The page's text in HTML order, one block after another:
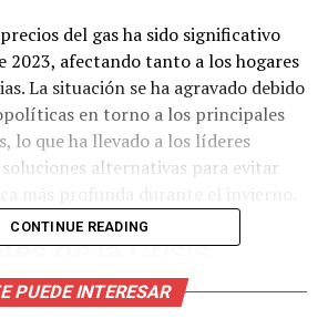
del gas ha sido significativo
2023, afectando tanto a los hogares
La situación se ha agravado debido
en torno a los principales
lo que ha llevado a los líderes
alternativas para evitar
de la Crisis
CONTINUE READING
PUEDE INTERESAR